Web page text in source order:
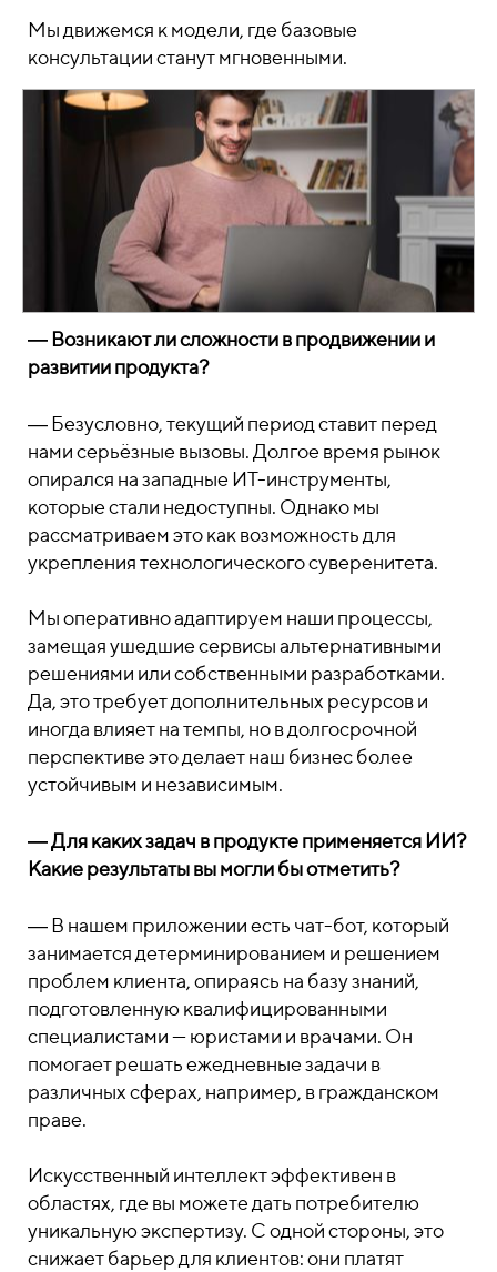
Мы движемся к модели, где базовые
консультации станут мгновенными.
― Возникают ли сложности в продвижении и
развитии продукта?
― Безусловно, текущий период ставит перед
нами серьёзные вызовы. Долгое время рынок
опирался на западные ИТ-инструменты,
которые стали недоступны. Однако мы
рассматриваем это как возможность для
укрепления технологического суверенитета.
Мы оперативно адаптируем наши процессы,
замещая ушедшие сервисы альтернативными
решениями или собственными разработками.
Да, это требует дополнительных ресурсов и
иногда влияет на темпы, но в долгосрочной
перспективе это делает наш бизнес более
устойчивым и независимым.
― Для каких задач в продукте применяется ИИ?
Какие результаты вы могли бы отметить?
― В нашем приложении есть чат-бот, который
занимается детерминированием и решением
проблем клиента, опираясь на базу знаний,
подготовленную квалифицированными
специалистами — юристами и врачами. Он
помогает решать ежедневные задачи в
различных сферах, например, в гражданском
праве.
Искусственный интеллект эффективен в
областях, где вы можете дать потребителю
уникальную экспертизу. С одной стороны, это
снижает барьер для клиентов: они платят